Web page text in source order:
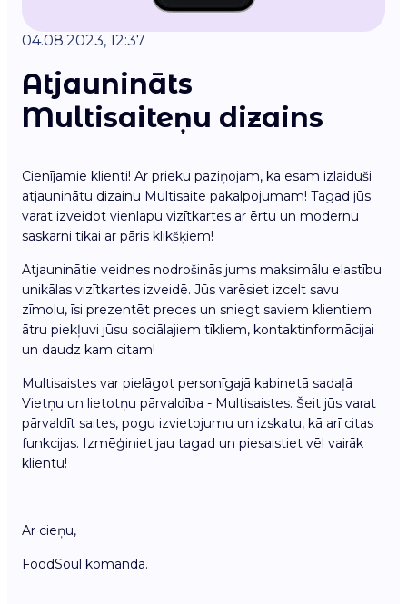
04.08.2023, 12:37
Atjaunināts
Multisaiteņu dizains
Cienījamie klienti! Ar prieku paziņojam, ka esam izlaiduši
atjauninātu dizainu Multisaite pakalpojumam! Tagad jūs
varat izveidot vienlapu vizītkartes ar ērtu un modernu
saskarni tikai ar pāris klikšķiem!
Atjauninātie veidnes nodrošinās jums maksimālu elastību
unikālas vizītkartes izveidē. Jūs varēsiet izcelt savu
zīmolu, īsi prezentēt preces un sniegt saviem klientiem
ātru piekļuvi jūsu sociālajiem tīkliem, kontaktinformācijai
un daudz kam citam!
Multisaistes var pielāgot personīgajā kabinetā sadaļā
Vietņu un lietotņu pārvaldība - Multisaistes. Šeit jūs varat
pārvaldīt saites, pogu izvietojumu un izskatu, kā arī citas
funkcijas. Izmēģiniet jau tagad un piesaistiet vēl vairāk
klientu!
Ar cieņu,
FoodSoul komanda.